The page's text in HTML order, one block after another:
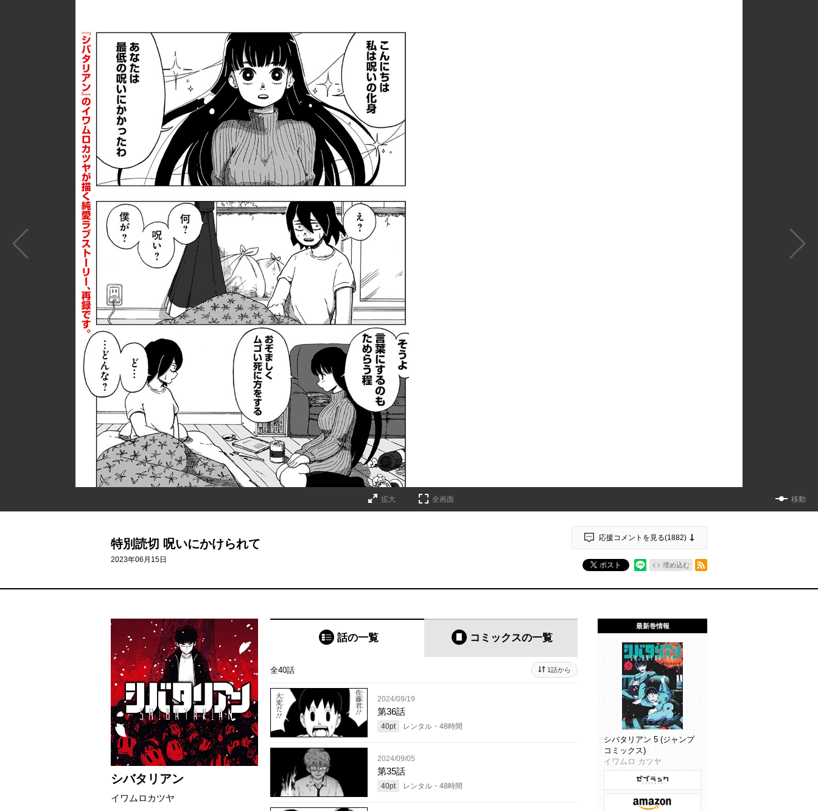
拡大 全画面 移動
特別読切 呪いにかけられて
2023年06月15日
応援コメントを見る(1882)
ポスト 埋め込む
シバタリアン
イワムロカツヤ
話の一覧 コミックスの一覧
全40話 1話から
2024/09/19
第36話
40pt レンタル・ 48時間
2024/09/05
第35話
40pt レンタル・ 48時間
最新巻情報
シバタリアン 5 (ジャンプ
コミックス)
イワムロ カツヤ